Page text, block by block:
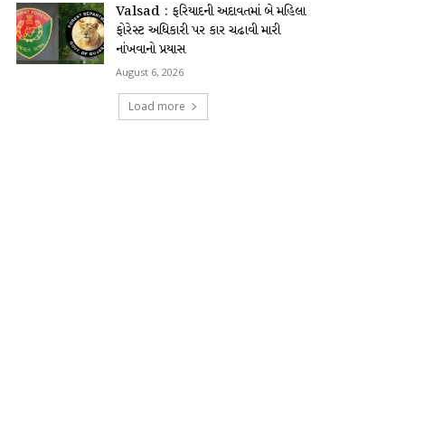
Valsad : ફરિયાદની અદાવતમાં બે મહિલા
ફોરેસ્ટ અધિકારી પર કાર ચઢાવી મારી
નાંખવાનો પ્રયાસ
August 6, 2026
Load more